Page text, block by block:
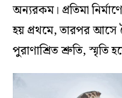
অন্যরকম। প্রতিমা
হয় প্রথমে, তারপর
পুরাণাশ্রিত শ্রুতি, স্মৃতি